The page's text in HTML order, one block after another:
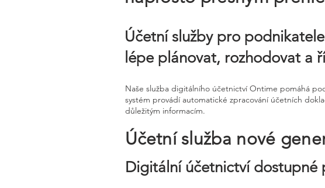
Účetní služby pro
lépe plánovat, rozhodovat a
Naše služba digitálního účetnictví Ontime pomáhá
systém provádí automatické zpracování účetních
důležitým informacím.
Účetní služba nové
Digitální účetnictví dostupné